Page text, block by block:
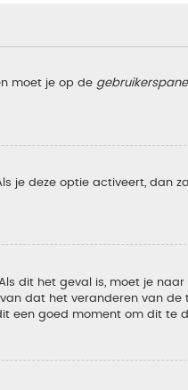
moet je op de
je deze optie activeert, dan
dit het geval is, moet je
dat het veranderen van de
een goed moment om dit te